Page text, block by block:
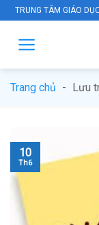
Skip
to
content
TRUNG TÂM GIÁO
Trang chủ - Lưu
10
Th6